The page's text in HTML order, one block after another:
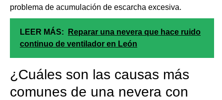
problema de acumulación de escarcha excesiva.
LEER MÁS:
Reparar una nevera que hace ruido
continuo de ventilador en León
¿Cuáles son las causas más
comunes de una nevera con